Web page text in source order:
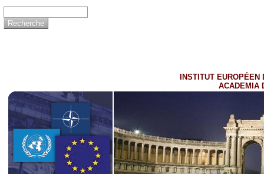
INSTITUT EUROPÉEN
ACADEMIA